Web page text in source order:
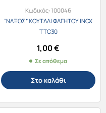
Κωδικός:100046
“ΝΑΞΟΣ” ΚΟΥΤΑΛΙ ΦΑΓΗΤΟΥ ΙΝΟΧ
TTC30
1,00€
Σε απόθεμα
Στο καλάθι